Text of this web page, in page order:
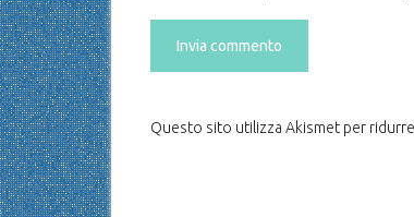
Questo sito utilizza Akismet per